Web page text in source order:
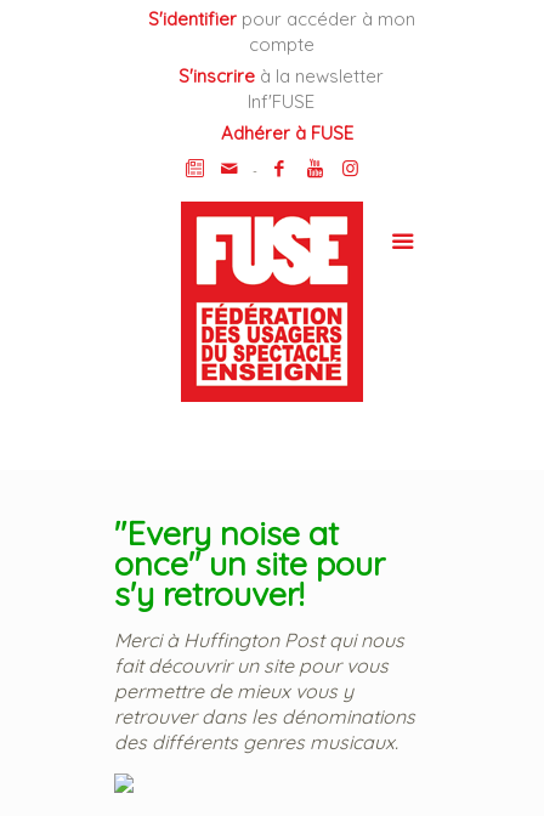
S'identifierpour accéder à mon
compte
S'inscrire à la newsletter
Inf'FUSE
Adhérer à FUSE
-
"Every noise at
once" un site pour
s'y retrouver!
Merci à Huffington Post qui nous
fait découvrir un site pour vous
permettre de mieux vous y
retrouver dans les dénominations
des différents genres musicaux.
Cookies management panel